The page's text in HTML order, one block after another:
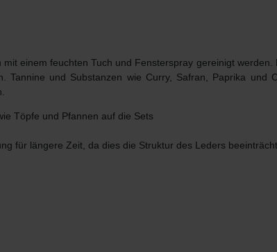
einem feuchten Tuch und Fensterspray gereinigt werden.
Tannine und Substanzen wie Curry, Safran, Paprika und
Töpfe und Pfannen auf die Sets
für längere Zeit, da dies die Struktur des Leders